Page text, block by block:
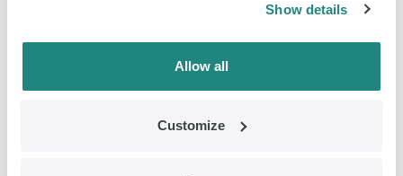
Show details
Allow all
Customize
Jueves:
Sábado:
09:00 - 17:00
09:00 - 17:00
Cerrado
Cerrado